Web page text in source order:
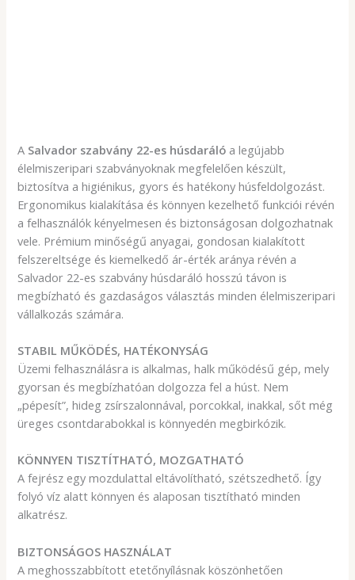
A Salvador szabvány 22-es húsdaráló a legújabb
élelmiszeripari szabványoknak megfelelően készült,
biztosítva a higiénikus, gyors és hatékony húsfeldolgozást.
Ergonomikus kialakítása és könnyen kezelhető funkciói révén
a felhasználók kényelmesen és biztonságosan dolgozhatnak
vele. Prémium minőségű anyagai, gondosan kialakított
felszereltsége és kiemelkedő ár-érték aránya révén a
Salvador 22-es szabvány húsdaráló hosszú távon is
megbízható és gazdaságos választás minden élelmiszeripari
vállalkozás számára.
STABIL MŰKÖDÉS, HATÉKONYSÁG
Üzemi felhasználásra is alkalmas, halk működésű gép, mely
gyorsan és megbízhatóan dolgozza fel a húst. Nem
„pépesít”, hideg zsírszalonnával, porcokkal, inakkal, sőt még
üreges csontdarabokkal is könnyedén megbirkózik.
KÖNNYEN TISZTÍTHATÓ, MOZGATHATÓ
A fejrész egy mozdulattal eltávolítható, szétszedhető. Így
folyó víz alatt könnyen és alaposan tisztítható minden
alkatrész.
BIZTONSÁGOS HASZNÁLAT
A meghosszabbított etetőnyílásnak köszönhetően